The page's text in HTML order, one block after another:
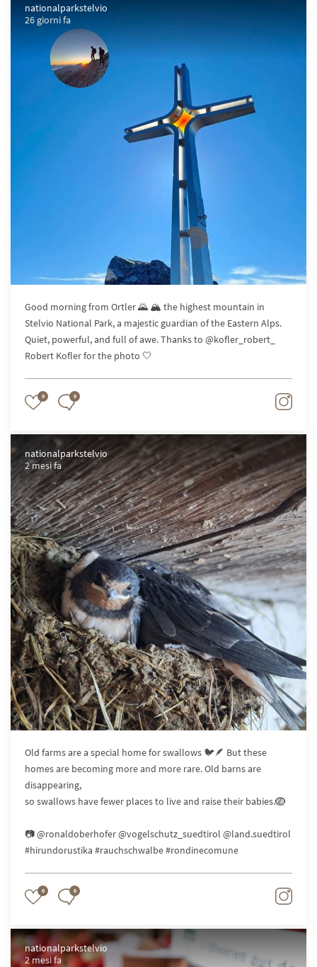
nationalparkstelvio
26 giorni fa
Good morning from Ortler 🌄 🏔️ the highest mountain in
Stelvio National Park, a majestic guardian of the Eastern Alps.
Quiet, powerful, and full of awe. Thanks to @kofler_robert_
Robert Kofler for the photo 🤍
0 0
nationalparkstelvio
2 mesi fa
Old farms are a special home for swallows 🐦🪶 But these
homes are becoming more and more rare. Old barns are
disappearing,
so swallows have fewer places to live and raise their babies.🪺
📷 @ronaldoberhofer @vogelschutz_suedtirol @land.suedtirol
#hirundorustika #rauchschwalbe #rondinecomune
0 0
nationalparkstelvio
2 mesi fa